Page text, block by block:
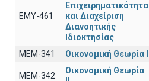
ΕΜΥ-461
Επιχειρηματικότητα
και Διαχείριση
Διανοητικής
Ιδιοκτησίας
ΜΕΜ-341 Οικονομική Θεωρία Ι
ΜΕΜ-342
Οικονομική Θεωρία